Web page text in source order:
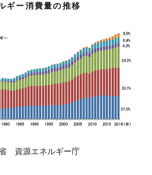
ギー消費量の推移
資源エネルギー庁